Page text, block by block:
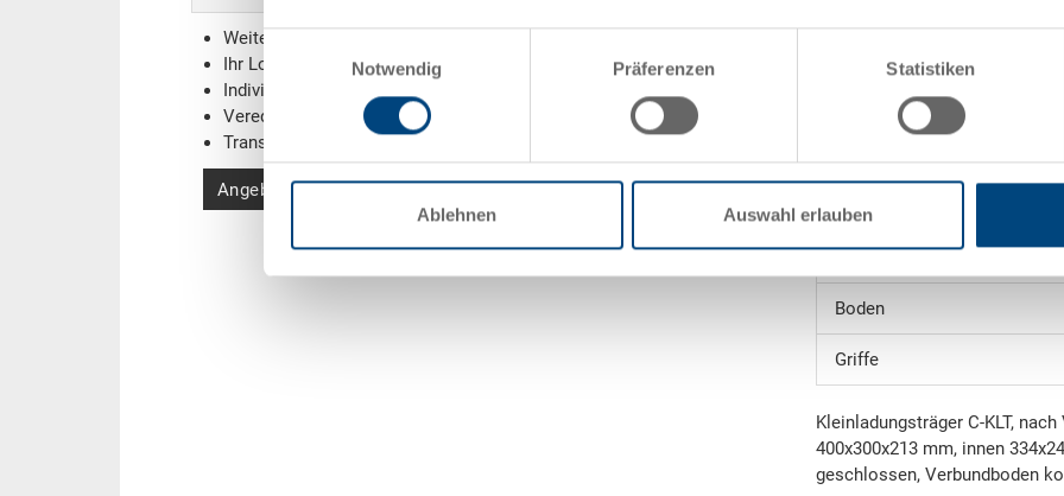
Einwilligungsauswahl
Notwendig
Präferenzen Statistiken
Ablehnen Auswahl erlauben
Weitere Farben
Ihr Logo / Labeling(Beispiele)
Individuelle Systemlösungen
Veredelungen
Transponder (RFID) / Barcodes
Angebot anfordern
Volumen
Material
Seitenwände
Boden
Griffe
Kleinladungsträger C-KLT,
400x300x213 mm, innen
geschlossen, Verbundboden